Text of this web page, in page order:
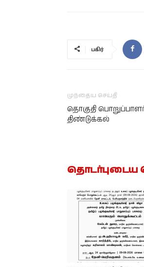
பகிர்
முந்தைய செய்தி
தொகுதி
திண்டுக்கல்
தொடர்புடைய